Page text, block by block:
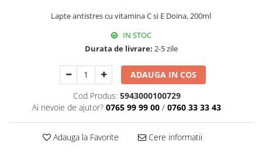
Detergenti Pardoseli
Gresie, Piatra & Granit
Odorizant Camera
Detergenti Diverse Suprafete
Dezinfectant Suprafete
Sticla & Fereastra
Lapte antistres cu vitamina C si E Doina, 200ml
IN STOC
Durata de livrare: 2-5 zile
ADAUGA IN COS
Cod Produs: 5943000100729
Ai nevoie de ajutor? 0765 99 99 00 / 0760 33 33 43
Adauga la Favorite Cere informatii